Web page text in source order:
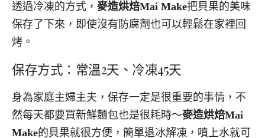
透過冷凍的方式， 麥造烘焙Mai Make把貝果的美味
保存了下來，即使沒有防腐劑也可以輕鬆在家裡回
烤。
保存方式：常溫2天、冷凍45天
身為家庭主婦主夫，保存一定是很重要的事情，不
然每天都要買新鮮麵包也是很耗時～麥造烘焙Mai
Make的貝果就很方便，簡單退冰解凍，噴上水就可